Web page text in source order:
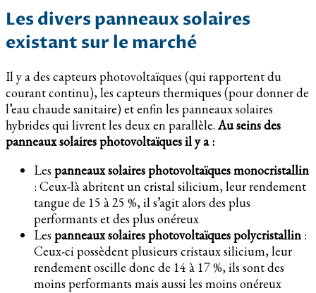
Les divers panneaux solaires
existant sur le marché
Il y a des capteurs photovoltaïques (qui rapportent du
courant continu), les capteurs thermiques (pour donner de
l’eau chaude sanitaire) et enfin les panneaux solaires
hybrides qui livrent les deux en parallèle.Au seins des
panneaux solaires photovoltaïques il y a :
Les panneaux solaires photovoltaïques monocristallin
: Ceux-là abritent un cristal silicium, leur rendement
tangue de 15 à 25 %, il s’agit alors des plus
performants et des plus onéreux
Les panneaux solaires photovoltaïques polycristallin :
Ceux-ci possèdent plusieurs cristaux silicium, leur
rendement oscille donc de 14 à 17 %, ils sont des
moins performants mais aussi les moins onéreux